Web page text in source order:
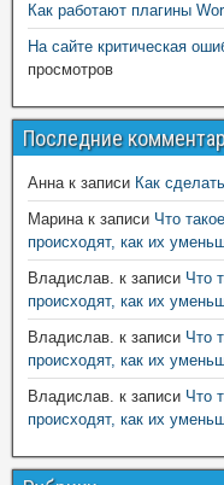
Как работают плагины
На сайте критическая
просмотров
Последние
Аннак записи Как
Маринак записи Что
происходят, как их
Владислав. к записи Что
происходят, как их
Владислав. к записи Что
происходят, как их
Владислав. к записи Что
происходят, как их